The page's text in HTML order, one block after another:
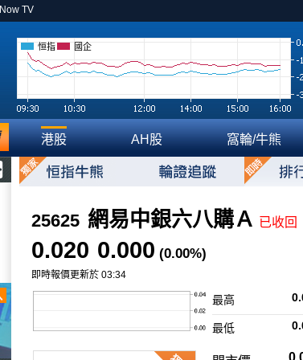
Now TV
恒指 國企
港股 AH股 窩輪/牛熊
25625 網易中銀六八購Ａ 已收回
0.020 0.000 (0.00%)
即時報價更新於 03:34
最高
最低